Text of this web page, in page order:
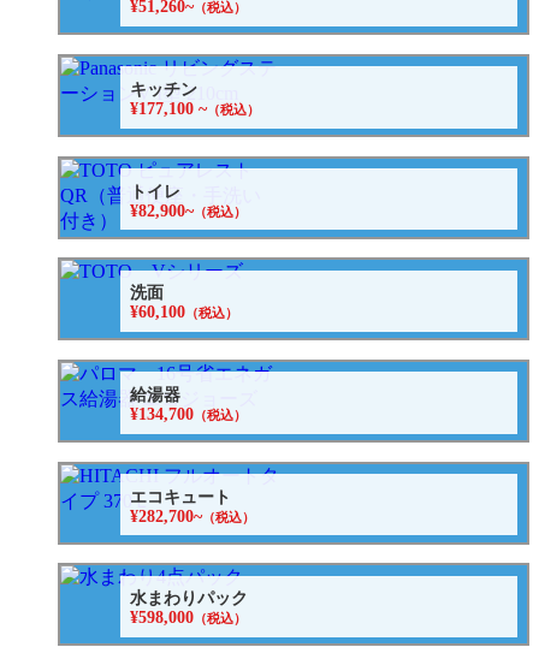
¥51,260~（税込）
キッチン
¥177,100 ~（税込）
トイレ
¥82,900~（税込）
洗面
¥60,100 （税込）
給湯器
¥134,700 （税込）
エコキュート
¥282,700~（税込）
水まわりパック
¥598,000 （税込）